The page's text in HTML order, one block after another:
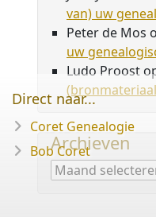
van) uw
Peter de Mos
uw
Ludo Proost
Archieven
Archieven
Direct naar...
Coret Genealogie
Bob Coret